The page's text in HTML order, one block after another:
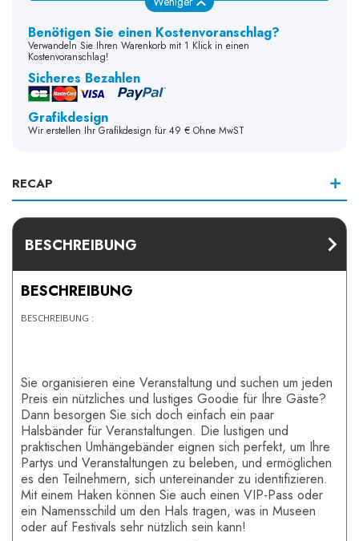
Benötigen Sie einen Kostenvoranschlag?
Verwandeln Sie Ihren Warenkorb mit 1 Klick in einen
Kostenvoranschlag!
Sicheres Bezahlen
Grafikdesign
Wir erstellen Ihr Grafikdesign für 49 € Ohne MwST
RECAP
BESCHREIBUNG
BESCHREIBUNG
BESCHREIBUNG :
Sie organisieren eine Veranstaltung und suchen um jeden
Preis ein nützliches und lustiges Goodie für Ihre Gäste?
Dann besorgen Sie sich doch einfach ein paar
Halsbänder für Veranstaltungen. Die lustigen und
praktischen Umhängebänder eignen sich perfekt, um Ihre
Partys und Veranstaltungen zu beleben, und ermöglichen
es den Teilnehmern, sich untereinander zu identifizieren.
Mit einem Haken können Sie auch einen VIP-Pass oder
ein Namensschild um den Hals tragen, was in Museen
oder auf Festivals sehr nützlich sein kann!